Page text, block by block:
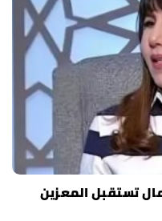
تستقبل المعزين